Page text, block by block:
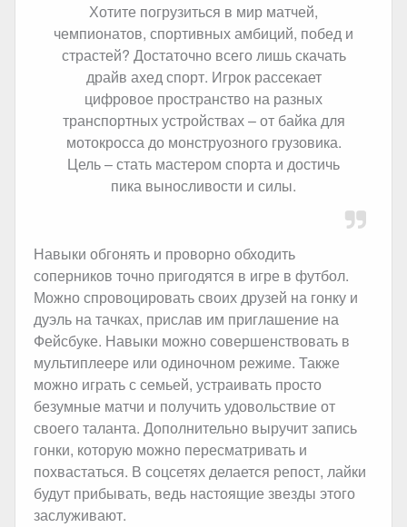
Хотите погрузиться в мир матчей,
чемпионатов, спортивных амбиций, побед и
страстей? Достаточно всего лишь скачать
драйв ахед спорт. Игрок рассекает
цифровое пространство на разных
транспортных устройствах – от байка для
мотокросса до монструозного грузовика.
Цель – стать мастером спорта и достичь
пика выносливости и силы.
Навыки обгонять и проворно обходить
соперников точно пригодятся в игре в футбол.
Можно спровоцировать своих друзей на гонку и
дуэль на тачках, прислав им приглашение на
Фейсбуке. Навыки можно совершенствовать в
мультиплеере или одиночном режиме. Также
можно играть с семьей, устраивать просто
безумные матчи и получить удовольствие от
своего таланта. Дополнительно выручит запись
гонки, которую можно пересматривать и
похвастаться. В соцсетях делается репост, лайки
будут прибывать, ведь настоящие звезды этого
заслуживают.